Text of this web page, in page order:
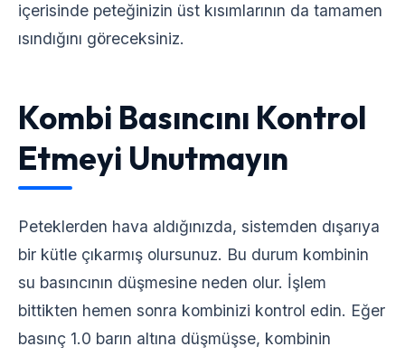
içerisinde peteğinizin üst kısımlarının da tamamen
ısındığını göreceksiniz.
Kombi Basıncını Kontrol
Etmeyi Unutmayın
Peteklerden hava aldığınızda, sistemden dışarıya
bir kütle çıkarmış olursunuz. Bu durum kombinin
su basıncının düşmesine neden olur. İşlem
bittikten hemen sonra kombinizi kontrol edin. Eğer
basınç 1.0 barın altına düşmüşse, kombinin